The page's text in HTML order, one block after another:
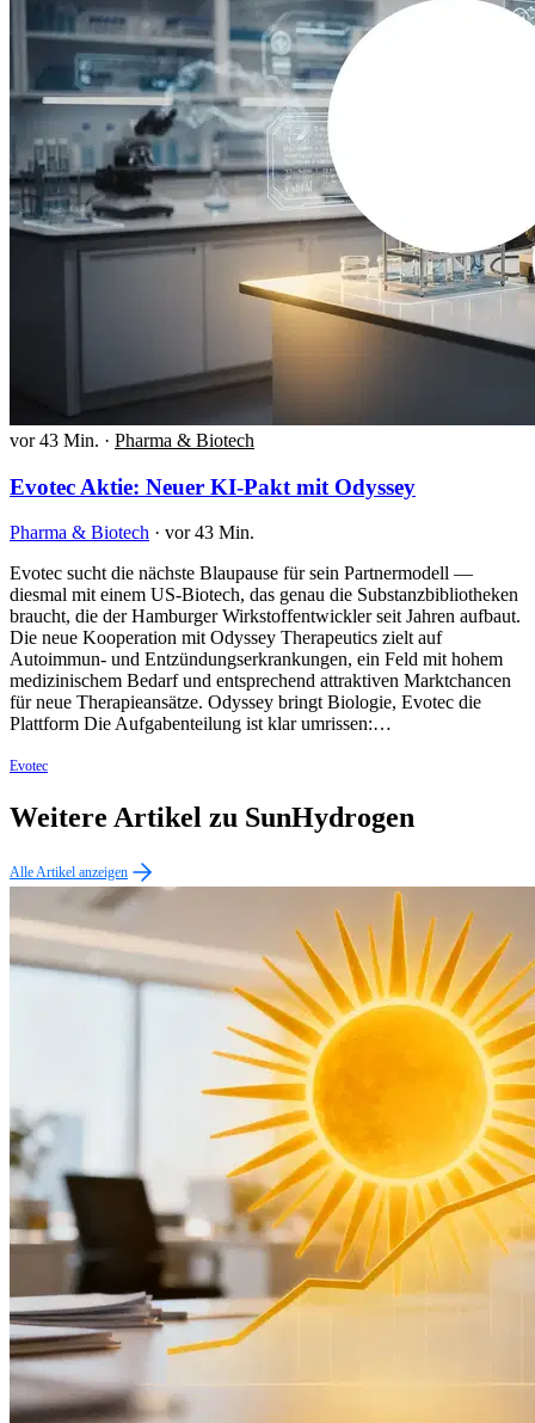
vor 43 Min. · Pharma & Biotech
Evotec Aktie: Neuer KI-Pakt mit Odyssey
Pharma & Biotech · vor 43 Min.
Evotec sucht die nächste Blaupause für sein Partnermodell —
diesmal mit einem US-Biotech, das genau die Substanzbibliotheken
braucht, die der Hamburger Wirkstoffentwickler seit Jahren aufbaut.
Die neue Kooperation mit Odyssey Therapeutics zielt auf
Autoimmun- und Entzündungserkrankungen, ein Feld mit hohem
medizinischem Bedarf und entsprechend attraktiven Marktchancen
für neue Therapieansätze. Odyssey bringt Biologie, Evotec die
Plattform Die Aufgabenteilung ist klar umrissen:…
Evotec
Weitere Artikel zu SunHydrogen
Alle Artikel anzeigen